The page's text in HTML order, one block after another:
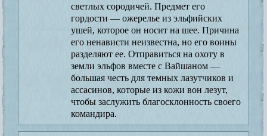
светлых сородичей. Предмет его
гордости — ожерелье из эльфийских
ушей, которое он носит на шее. Причина
его ненависти неизвестна, но его воины
разделяют ее. Отправиться на охоту в
земли эльфов вместе с Вайшаном —
большая честь для темных лазутчиков и
ассасинов, которые из кожи вон лезут,
чтобы заслужить благосклонность своего
командира.